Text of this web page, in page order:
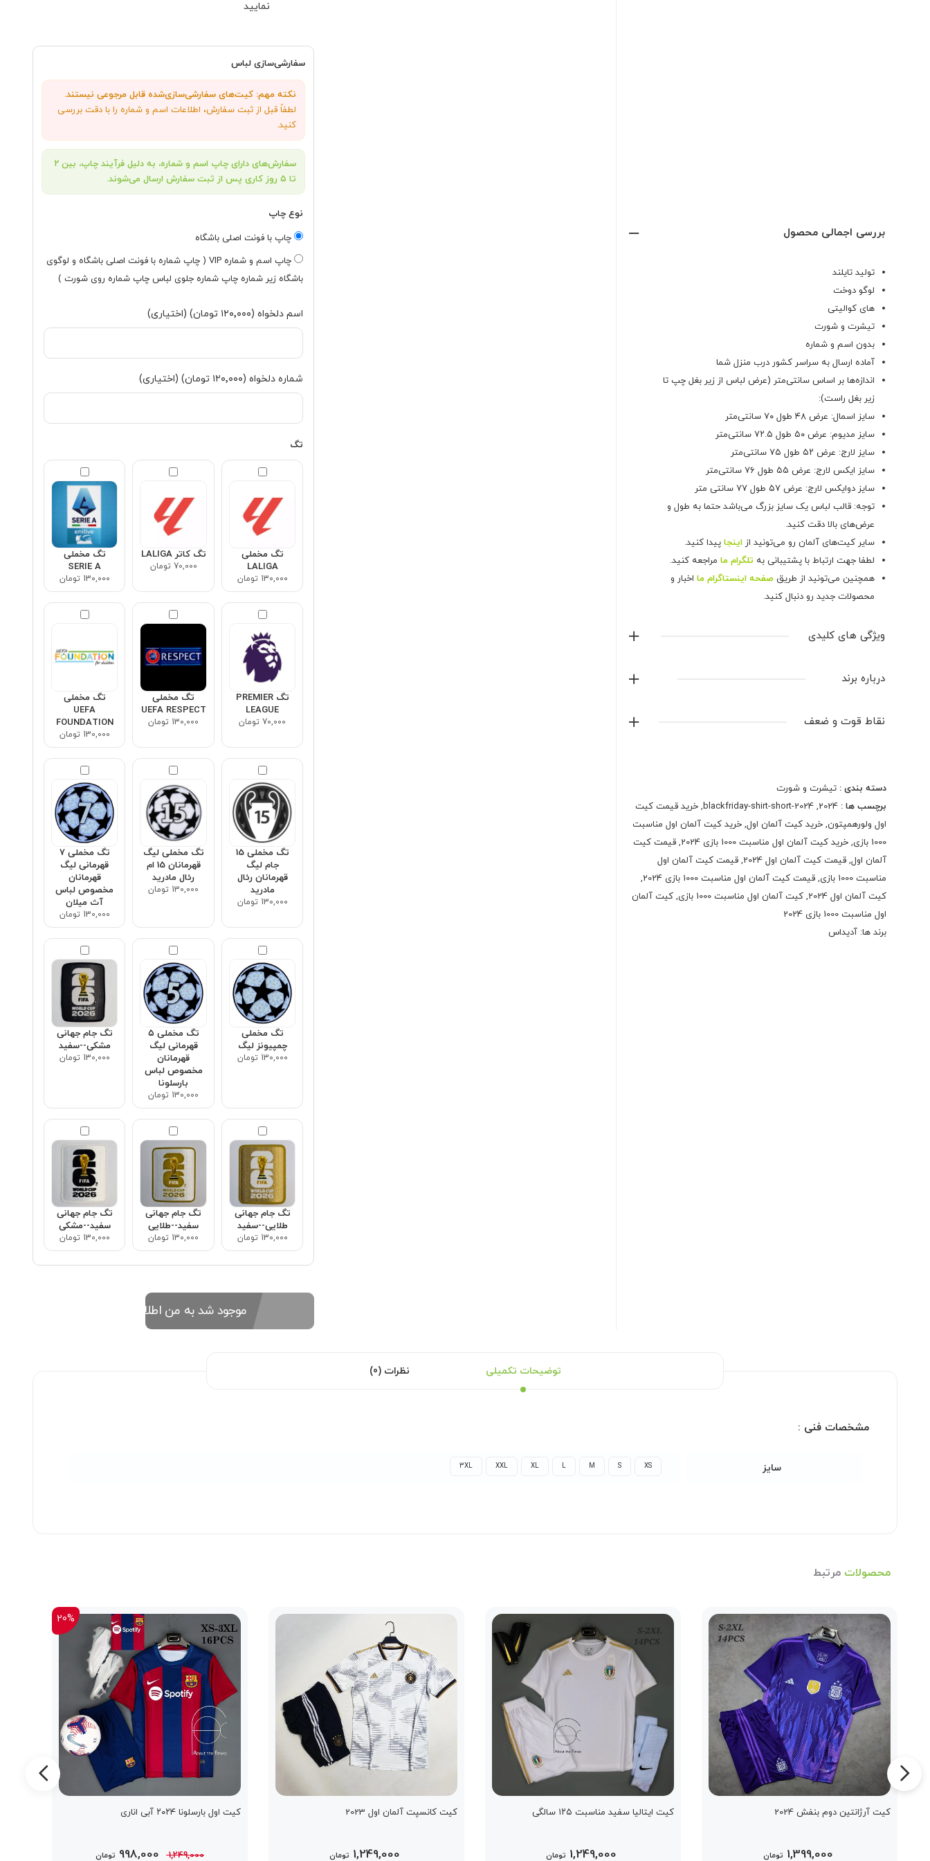
بررسی اجمالی محصول
تولید تایلند
لوگو دوخت
های کوالیتی
تیشرت و شورت
بدون اسم و شماره
آماده ارسال به سراسر کشور درب منزل شما
اندازه‌ها بر اساس سانتی‌متر (عرض لباس از زیر بغل چپ تا
زیر بغل راست):
سایز اسمال: عرض ۴۸ طول ۷۰ سانتی‌متر
سایز مدیوم: عرض ۵۰ طول ۷۲.۵ سانتی‌متر
سایز لارج: عرض ۵۲ طول ۷۵ سانتی‌متر
سایز ایکس لارج: عرض ۵۵ طول ۷۶ سانتی‌متر
سایز دوایکس لارج: عرض ۵۷ طول ۷۷ سانتی متر
توجه: قالب لباس یک سایز بزرگ می‌باشد حتما به طول و
عرض‌های بالا دقت کنید.
سایر کیت‌های آلمان رو می‌تونید از اینجا پیدا کنید.
لطفا جهت ارتباط با پشتیبانی به تلگرام ما مراجعه کنید.
همچنین می‌تونید از طریق صفحه اینستاگرام ما اخبار و
محصولات جدید رو دنبال کنید.
ویژگی های کلیدی
لوگو گلدوزی شده
قالب لباس : بزرگ
درباره برند
نقاط قوت و ضعف
دسته بندی : تیشرت و شورت
برچسب ها : 2024
,
blackfriday-shirt-short-2024
, خرید قیمت کیت
اول ولورهمپتون, خرید کیت آلمان اول, خرید کیت آلمان اول مناسبت
1000 بازی
, خرید کیت آلمان اول مناسبت 1000 بازی 2024 , قیمت کیت
آلمان اول, قیمت کیت آلمان اول 2024 , قیمت کیت آلمان اول
مناسبت 1000 بازی
, قیمت کیت آلمان اول مناسبت 1000 بازی 2024
,
کیت آلمان اول 2024
, کیت آلمان اول مناسبت 1000 بازی , کیت آلمان
اول مناسبت 1000 بازی 2024
برند ها: آدیداس
نمایید
سفارشی‌سازی لباس
نکته مهم: کیت‌های سفارشی‌سازی‌شده قابل مرجوعی نیستند.
لطفاً قبل از ثبت سفارش، اطلاعات اسم و شماره را با دقت بررسی
کنید.
سفارش‌های دارای چاپ اسم و شماره، به دلیل فرآیند چاپ، بین ۲
تا ۵ روز کاری پس از ثبت سفارش ارسال می‌شوند.
نوع چاپ
چاپ با فونت اصلی باشگاه
چاپ اسم و شماره VIP ( چاپ شماره با فونت اصلی باشگاه و لوگوی
باشگاه زیر شماره چاپ شماره جلوی لباس چاپ شماره روی شورت )
اسم دلخواه (۱۲۰٬۰۰۰ تومان) (اختیاری)
شماره دلخواه (۱۲۰٬۰۰۰ تومان) (اختیاری)
تگ
تگ مخملی
LALIGA
130,000 تومان
تگ کاتر LALIGA
70,000 تومان
تگ مخملی
SERIE A
130,000 تومان
تگ PREMIER
LEAGUE
70,000 تومان
تگ مخملی
UEFA RESPECT
130,000 تومان
تگ مخملی
UEFA
FOUNDATION
130,000 تومان
تگ مخملی 15
جام لیگ
قهرمانان رئال
مادرید
130,000 تومان
تگ مخملی لیگ
قهرمانان 15 ام
رئال مادرید
130,000 تومان
تگ مخملی ۷
قهرمانی لیگ
قهرمانان
مخصوص لباس
آث میلان
130,000 تومان
تگ مخملی
چمپیونز لیگ
130,000 تومان
تگ مخملی ۵
قهرمانی لیگ
قهرمانان
مخصوص لباس
بارسلونا
130,000 تومان
تگ جام جهانی
مشکی--سفید
130,000 تومان
تگ جام جهانی
طلایی--سفید
130,000 تومان
تگ جام جهانی
سفید--طلایی
130,000 تومان
تگ جام جهانی
سفید--مشکی
130,000 تومان
موجود شد به من اطلاع بده
توضیحات تکمیلی نظرات (0)
مشخصات فنی :
سایز XS
S
M
L
XL
XXL
3XL
محصولات مرتبط
کیت آرژانتین دوم بنفش 2024
1,399,000 تومان
کیت ایتالیا سفید مناسبت ۱۲۵ سالگی
1,249,000 تومان
کیت کانسپت آلمان اول 2023
1,249,000 تومان
20%
کیت اول بارسلونا ۲۰۲۴ آبی اناری
1,249,000
قیمت
998,000 تومانقیمت